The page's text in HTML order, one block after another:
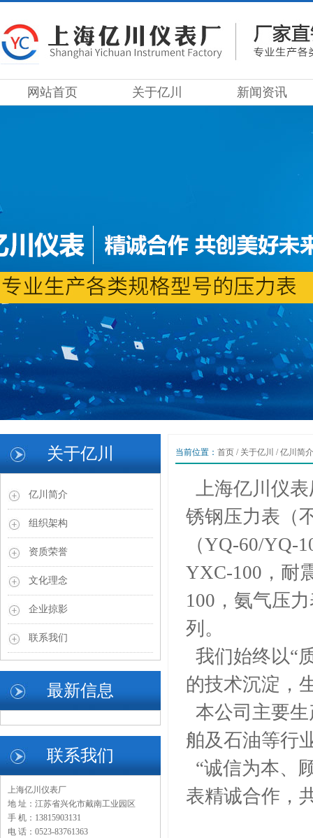
网站首页 关于亿川 新闻资讯
关于亿川
亿川简介
组织架构
资质荣誉
文化理念
企业掠影
联系我们
最新信息
联系我们
上海亿川仪表厂
地 址：江苏省兴化市戴南工业园区
手 机：13815903131
电 话：0523-83761363
当前位置： 首页 / 关于亿川 /亿川简介
上海亿川仪
锈钢压力表（
（YQ-60/YQ-
YXC-100，耐
100，氨气压
列。
我们始终以“
的技术沉淀，
本公司主要
舶及石油等行
“诚信为本、
表精诚合作，